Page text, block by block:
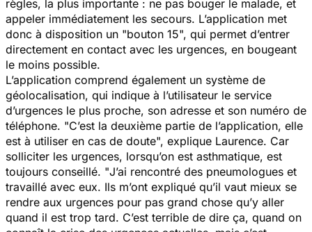
règles, la plus importante : ne pas bouger le malade, et
appeler immédiatement les secours. L’application met
donc à disposition un "bouton 15", qui permet d’entrer
directement en contact avec les urgences, en bougeant
le moins possible.
L’application comprend également un système de
géolocalisation, qui indique à l’utilisateur le service
d’urgences le plus proche, son adresse et son numéro de
téléphone. "C’est la deuxième partie de l’application, elle
est à utiliser en cas de doute", explique Laurence. Car
solliciter les urgences, lorsqu’on est asthmatique, est
toujours conseillé. "J’ai rencontré des pneumologues et
travaillé avec eux. Ils m’ont expliqué qu’il vaut mieux se
rendre aux urgences pour pas grand chose qu’y aller
quand il est trop tard. C’est terrible de dire ça, quand on